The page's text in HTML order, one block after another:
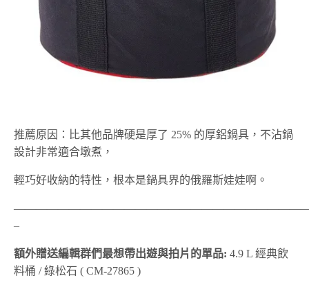
推薦原因：比其他品牌硬是厚了 25% 的厚鋁鍋具，不沾鍋
設計非常適合墩煮，
輕巧好收納的特性，根本是鍋具界的俄羅斯娃娃啊。
–
額外贈送編輯群們最想帶出遊與拍片的單品: 4.9 L 經典飲
料桶 / 綠松石 ( CM-27865 )